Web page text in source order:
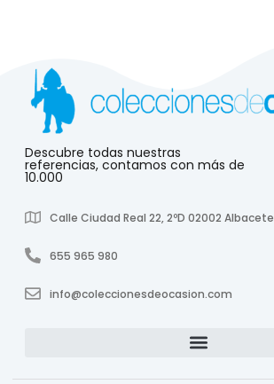
Descubre todas nuestras
referencias, contamos con más de
10.000
Calle Ciudad Real 22, 2ºD 02002 Albacete
655 965 980
info@coleccionesdeocasion.com